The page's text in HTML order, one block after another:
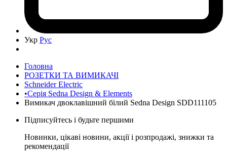
Укр Рус
Головна
РОЗЕТКИ ТА ВИМИКАЧІ
Schneider Electric
•Серія Sedna Design & Elements
Вимикач двоклавішний білий Sedna Design SDD111105
Підписуйтесь і будьте першими
Новинки, цікаві новини, акції і розпродажі, знижки та
рекомендації